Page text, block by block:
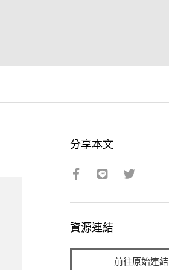
分享本文
資源連結
前往原始連結